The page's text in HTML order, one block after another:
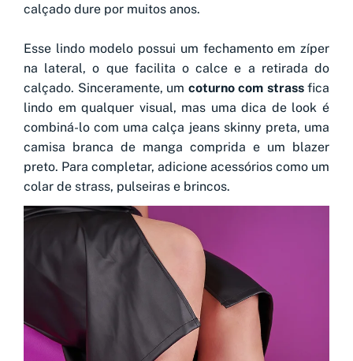
calçado dure por muitos anos.
Esse lindo modelo possui um fechamento em zíper
na lateral, o que facilita o calce e a retirada do
calçado. Sinceramente, um coturno com strassfica
lindo em qualquer visual, mas uma dica de look é
combiná-lo com uma calça jeans skinny preta, uma
camisa branca de manga comprida e um blazer
preto. Para completar, adicione acessórios como um
colar de strass, pulseiras e brincos.